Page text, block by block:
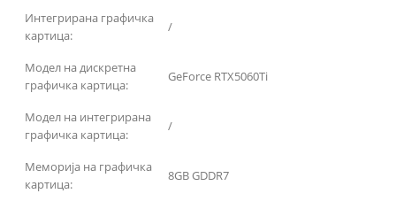
Интегрирана графичка
картица:
/
Модел на дискретна
графичка картица:
GeForce RTX5060Ti
Модел на интегрирана
графичка картица:
/
Меморија на графичка
картица:
8GB GDDR7